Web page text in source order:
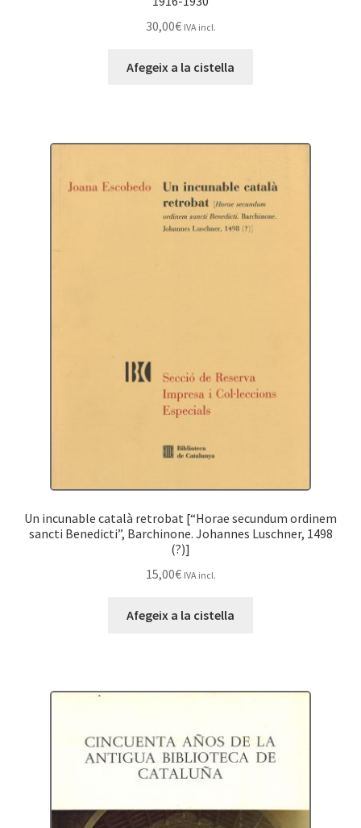
30,00€ IVA incl.
Afegeix a la cistella
Un incunable català retrobat [“Horae secundum ordinem
sancti Benedicti”, Barchinone. Johannes Luschner, 1498
(?)]
15,00€ IVA incl.
Afegeix a la cistella